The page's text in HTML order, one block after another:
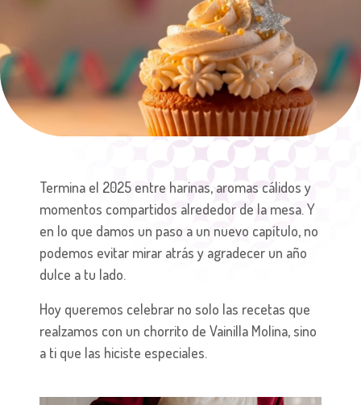
Termina el 2025 entre harinas, aromas cálidos y
momentos compartidos alrededor de la mesa. Y
en lo que damos un paso a un nuevo capítulo, no
podemos evitar mirar atrás y agradecer un año
dulce a tu lado.
Hoy queremos celebrar no solo las recetas que
realzamos con un chorrito de Vainilla Molina, sino
a ti que las hiciste especiales.